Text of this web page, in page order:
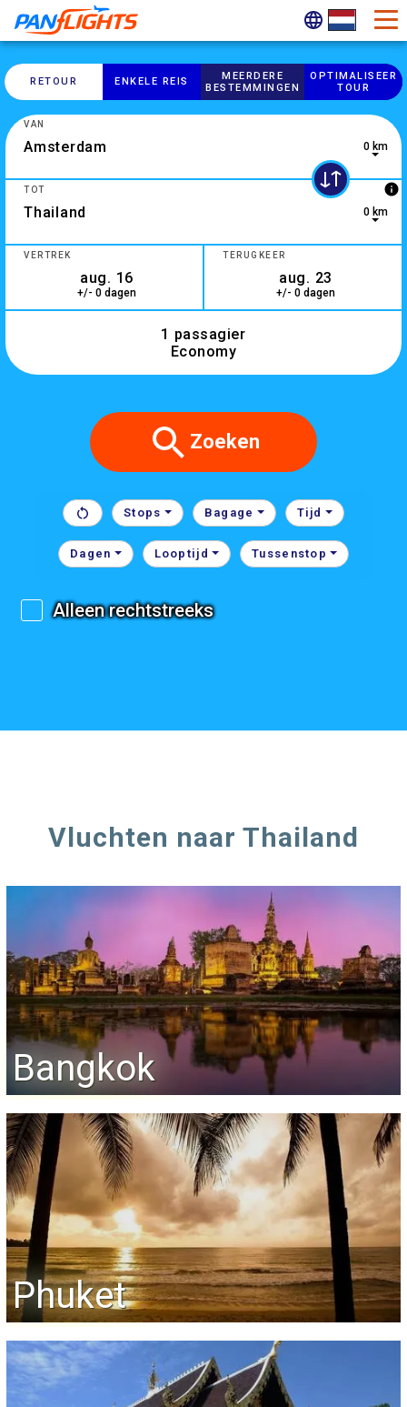
RETOUR ENKELE REIS
MEERDERE
BESTEMMINGEN
OPTIMALISEER
TOUR
0 results are available, use up and down arrow keys to
VAN
0 km
10 results are available, use up and down arrow keys to
TOT info
0 km
VERTREK
+/- 0 dagen
TERUGKEER
+/- 0 dagen
1 passagier
Economy
Zoeken
Stops Bagage Tijd
Dagen Looptijd Tussenstop
Alleen rechtstreeks
Vluchten naar Thailand
Bangkok
Phuket